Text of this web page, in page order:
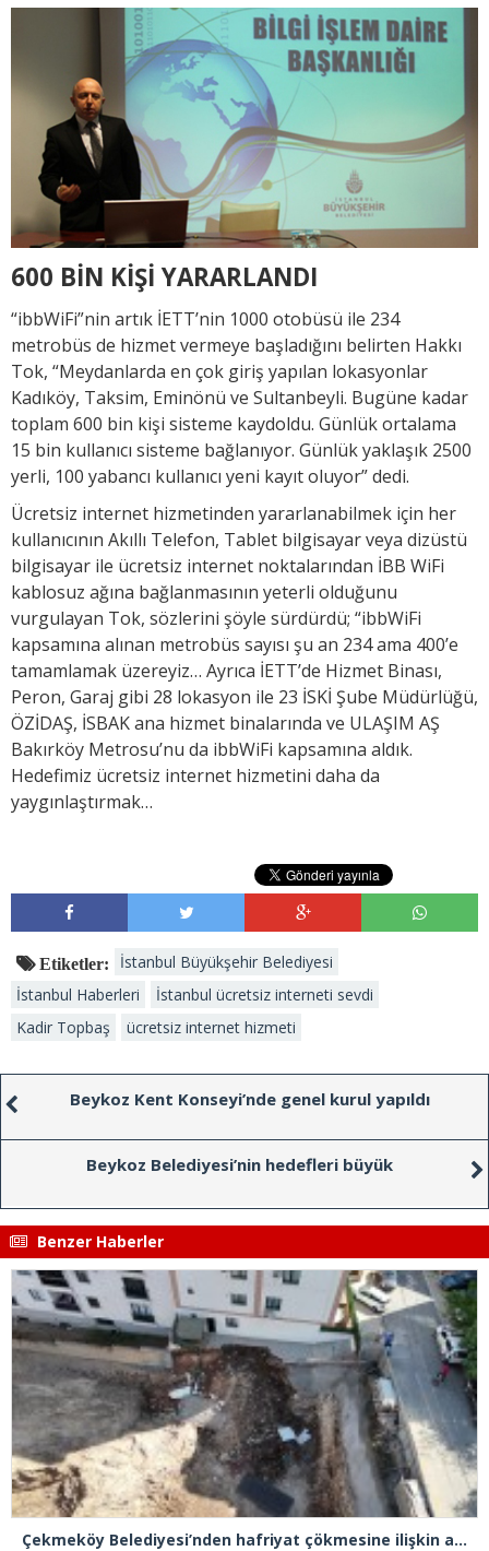
600 BİN KİŞİ YARARLANDI
“ibbWiFi”nin artık İETT’nin 1000 otobüsü ile 234
metrobüs de hizmet vermeye başladığını belirten Hakkı
Tok, “Meydanlarda en çok giriş yapılan lokasyonlar
Kadıköy, Taksim, Eminönü ve Sultanbeyli. Bugüne kadar
toplam 600 bin kişi sisteme kaydoldu. Günlük ortalama
15 bin kullanıcı sisteme bağlanıyor. Günlük yaklaşık 2500
yerli, 100 yabancı kullanıcı yeni kayıt oluyor” dedi.
Ücretsiz internet hizmetinden yararlanabilmek için her
kullanıcının Akıllı Telefon, Tablet bilgisayar veya dizüstü
bilgisayar ile ücretsiz internet noktalarından İBB WiFi
kablosuz ağına bağlanmasının yeterli olduğunu
vurgulayan Tok, sözlerini şöyle sürdürdü; “ibbWiFi
kapsamına alınan metrobüs sayısı şu an 234 ama 400’e
tamamlamak üzereyiz… Ayrıca İETT’de Hizmet Binası,
Peron, Garaj gibi 28 lokasyon ile 23 İSKİ Şube Müdürlüğü,
ÖZİDAŞ, İSBAK ana hizmet binalarında ve ULAŞIM AŞ
Bakırköy Metrosu’nu da ibbWiFi kapsamına aldık.
Hedefimiz ücretsiz internet hizmetini daha da
yaygınlaştırmak…
Etiketler:
İstanbul Büyükşehir Belediyesi
İstanbul Haberleri
İstanbul ücretsiz interneti sevdi
Kadir Topbaş
ücretsiz internet hizmeti
Beykoz Kent Konseyi’nde genel kurul yapıldı
Beykoz Belediyesi’nin hedefleri büyük
Benzer Haberler
Çekmeköy Belediyesi’nden hafriyat çökmesine ilişkin açıklama